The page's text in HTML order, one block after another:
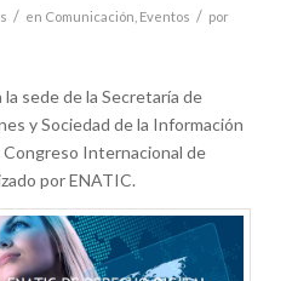
/ en Comunicación Eventos / por
sede de la Secretaría de
y Sociedad de la Información
Congreso Internacional de
por ENATIC.